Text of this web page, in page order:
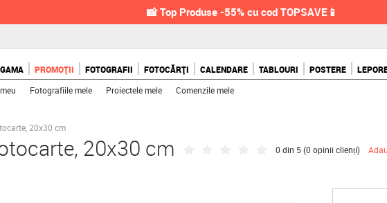
📸 Top Produse -55% cu cod TOPSAVE📱
PROMOȚII FOTOGRAFII FOTOCĂRȚI CALENDARE TABLOURI POSTERE
Fotografiile mele Proiectele mele Comenzile mele
20x30 cm
20x30 cm 0 din 5 (0 opinii clienți)